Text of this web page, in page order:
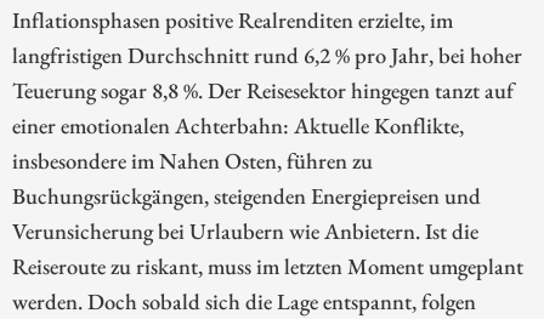
Inflationsphasen positive Realrenditen erzielte, im
langfristigen Durchschnitt rund 6,2 % pro Jahr, bei hoher
Teuerung sogar 8,8 %. Der Reisesektor hingegen tanzt auf
einer emotionalen Achterbahn: Aktuelle Konflikte,
insbesondere im Nahen Osten, führen zu
Buchungsrückgängen, steigenden Energiepreisen und
Verunsicherung bei Urlaubern wie Anbietern. Ist die
Reiseroute zu riskant, muss im letzten Moment umgeplant
werden. Doch sobald sich die Lage entspannt, folgen